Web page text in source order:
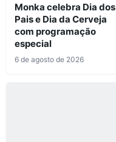
Monka celebra Dia dos
Pais e Dia da Cerveja
com programação
especial
6 de agosto de 2026